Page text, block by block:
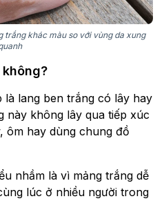
trắng khác màu so với vùng da xung
là lang ben trắng có lây hay
này không lây qua tiếp xúc
ôm hay dùng chung đồ
nhầm là vì mảng trắng dễ
lúc ở nhiều người trong